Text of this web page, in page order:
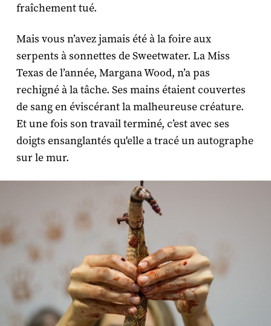
fraîchement tué.
Mais vous n’avez jamais été à la foire aux
serpents à sonnettes de Sweetwater. La Miss
Texas de l’année, Margana Wood, n’a pas
rechigné à la tâche. Ses mains étaient couvertes
de sang en éviscérant la malheureuse créature.
Et une fois son travail terminé, c’est avec ses
doigts ensanglantés qu'elle a tracé un autographe
sur le mur.